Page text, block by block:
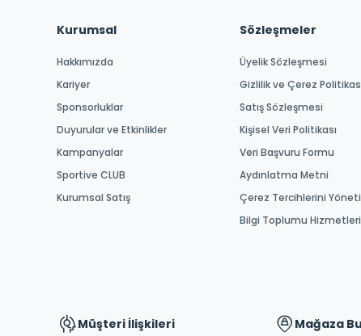
Kurumsal
Hakkımızda
Kariyer
Sponsorluklar
Duyurular ve Etkinlikler
Kampanyalar
Sportive CLUB
Kurumsal Satış
Sözleşmeler
Üyelik Sözleşmesi
Gizlilik ve Çerez
Satış Sözleşmesi
Kişisel Veri Politikası
Veri Başvuru Formu
Aydınlatma Metni
Çerez Tercihlerini
Bilgi Toplumu Hizmetleri
Müşteri İlişkileri Mağaza